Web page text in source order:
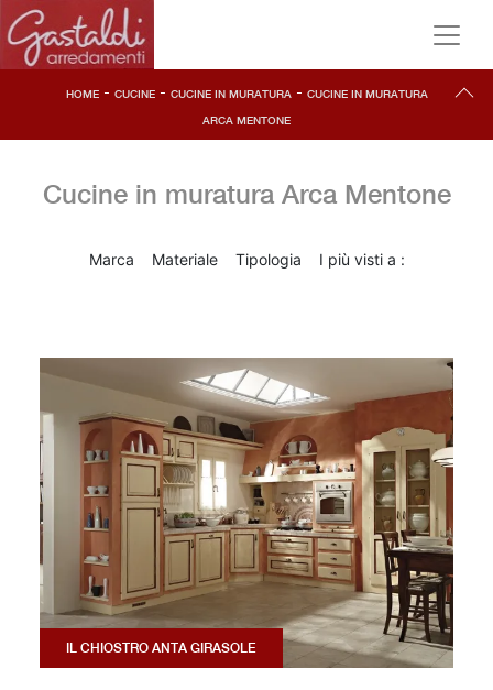
HOME- CUCINE- CUCINE IN MURATURA- CUCINE IN MURATURA
ARCA MENTONE
Cucine in muratura Arca Mentone
Marca Materiale Tipologia I più visti a :
IL CHIOSTRO ANTA GIRASOLE